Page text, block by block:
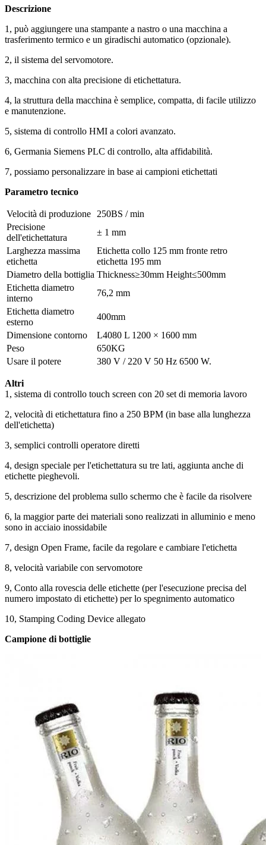
Descrizione
1, può aggiungere una stampante a nastro o una macchina a
trasferimento termico e un giradischi automatico (opzionale).
2, il sistema del servomotore.
3, macchina con alta precisione di etichettatura.
4, la struttura della macchina è semplice, compatta, di facile utilizzo
e manutenzione.
5, sistema di controllo HMI a colori avanzato.
6, Germania Siemens PLC di controllo, alta affidabilità.
7, possiamo personalizzare in base ai campioni etichettati
Parametro tecnico
Velocità di produzione
250BS / min
Precisione
dell'etichettatura
± 1 mm
Larghezza massima
etichetta
Etichetta collo 125 mm fronte retro
etichetta 195 mm
Diametro della bottiglia Thickness≥30mm Height≤500mm
Etichetta diametro
interno
76,2 mm
Etichetta diametro
esterno
400mm
Dimensione contorno
L4080 L 1200 × 1600 mm
Peso
650KG
Usare il potere
380 V / 220 V 50 Hz 6500 W.
Altri
1, sistema di controllo touch screen con 20 set di memoria lavoro
2, velocità di etichettatura fino a 250 BPM (in base alla lunghezza
dell'etichetta)
3, semplici controlli operatore diretti
4, design speciale per l'etichettatura su tre lati, aggiunta anche di
etichette pieghevoli.
5, descrizione del problema sullo schermo che è facile da risolvere
6, la maggior parte dei materiali sono realizzati in alluminio e meno
sono in acciaio inossidabile
7, design Open Frame, facile da regolare e cambiare l'etichetta
8, velocità variabile con servomotore
9, Conto alla rovescia delle etichette (per l'esecuzione precisa del
numero impostato di etichette) per lo spegnimento automatico
10, Stamping Coding Device allegato
Campione di bottiglie